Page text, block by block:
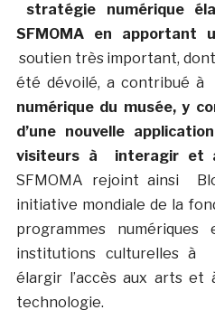
stratégie numérique
SFMOMA en apportant
soutien très important,
été dévoilé, a contribué
numérique du musée, y
d’une nouvelle
visiteurs à interagir et
SFMOMA rejoint ainsi
initiative mondiale de la
programmes
institutions culturelles à
élargir l’accès aux arts
technologie.